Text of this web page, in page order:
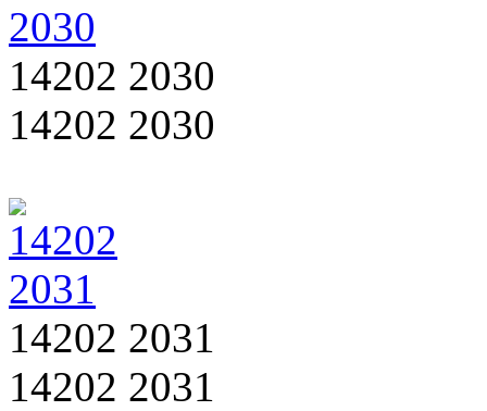
14202 2030
14202 2030
14202 2031
14202 2031